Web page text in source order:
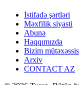
İstifadə şərtləri
Məxfilik siyasti
Abunə
Haqqımızda
Bizim
Arxiv
CONTACT AZ